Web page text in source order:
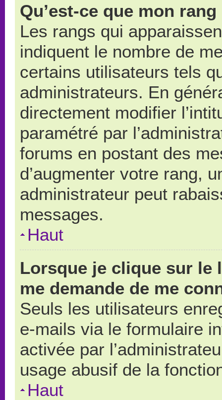
Qu’est-ce que mon
Les rangs qui
indiquent le nombre de
certains utilisateurs tels
administrateurs. En
directement modifier
paramétré par
forums en postant des
d’augmenter votre rang,
administrateur peut
messages.
Haut
Lorsque je clique sur le
me demande de me
Seuls les utilisateurs
e-mails via le formulaire
activée par
usage abusif de la
Haut